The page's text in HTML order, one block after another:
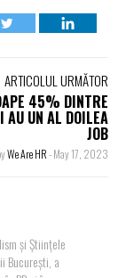
ARTICOLUL URMĂTOR
45% DINTRE
AU UN AL DOILEA
JOB
We Are HR-May 17, 2023
și Științele
București, a